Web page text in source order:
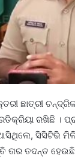
ଛାତ୍ରୀ
ରଖିଛି ।
ସିସିଟିଭି
ତଦନ୍ତ ହେଉଛି